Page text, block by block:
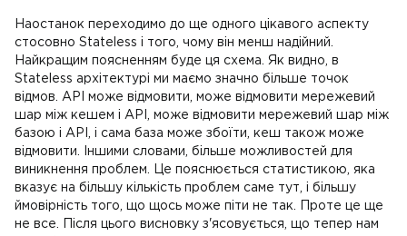
Наостанок переходимо до ще одного цікавого аспекту
стосовно Stateless і того, чому він менш надійний.
Найкращим поясненням буде ця схема. Як видно, в
Stateless архітектурі ми маємо значно більше точок
відмов. API може відмовити, може відмовити мережевий
шар між кешем і API, може відмовити мережевий шар між
базою і API, і сама база може збоїти, кеш також може
відмовити. Іншими словами, більше можливостей для
виникнення проблем. Це пояснюється статистикою, яка
вказує на більшу кількість проблем саме тут, і більшу
ймовірність того, що щось може піти не так. Проте це ще
не все. Після цього висновку з'ясовується, що тепер нам